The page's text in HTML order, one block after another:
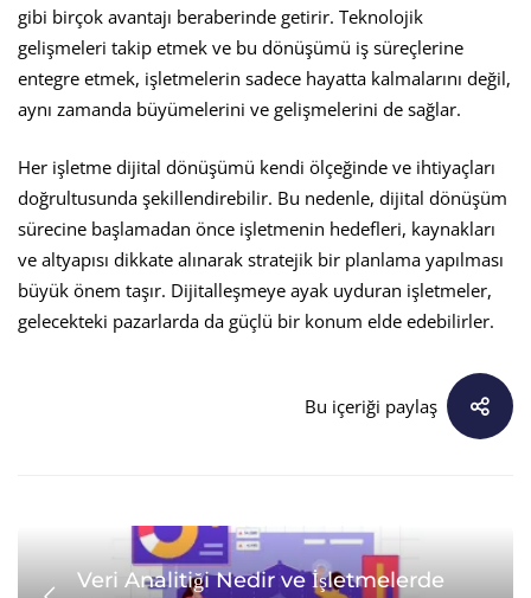
gibi birçok avantajı beraberinde getirir. Teknolojik
gelişmeleri takip etmek ve bu dönüşümü iş süreçlerine
entegre etmek, işletmelerin sadece hayatta kalmalarını değil,
aynı zamanda büyümelerini ve gelişmelerini de sağlar.
Her işletme dijital dönüşümü kendi ölçeğinde ve ihtiyaçları
doğrultusunda şekillendirebilir. Bu nedenle, dijital dönüşüm
sürecine başlamadan önce işletmenin hedefleri, kaynakları
ve altyapısı dikkate alınarak stratejik bir planlama yapılması
büyük önem taşır. Dijitalleşmeye ayak uyduran işletmeler,
gelecekteki pazarlarda da güçlü bir konum elde edebilirler.
Bu içeriği paylaş
Veri Analitiği Nedir ve İşletmelerde